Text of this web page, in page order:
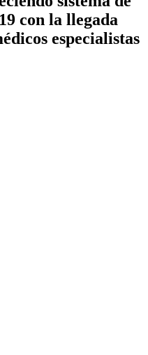
con la llegada
especialistas